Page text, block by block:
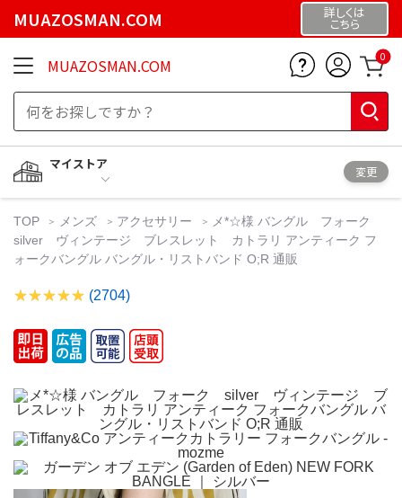
MUAZOSMAN.COM 詳しくは
こちら
MUAZOSMAN.COM 0
マイストア
変更
TOP メンズ アクセサリー
メ*☆様 バングル フォーク
silver ヴィンテージ ブレスレット カトラリ アンティーク フ
ォークバングル バングル・リストバンド O;R 通販
(2704)